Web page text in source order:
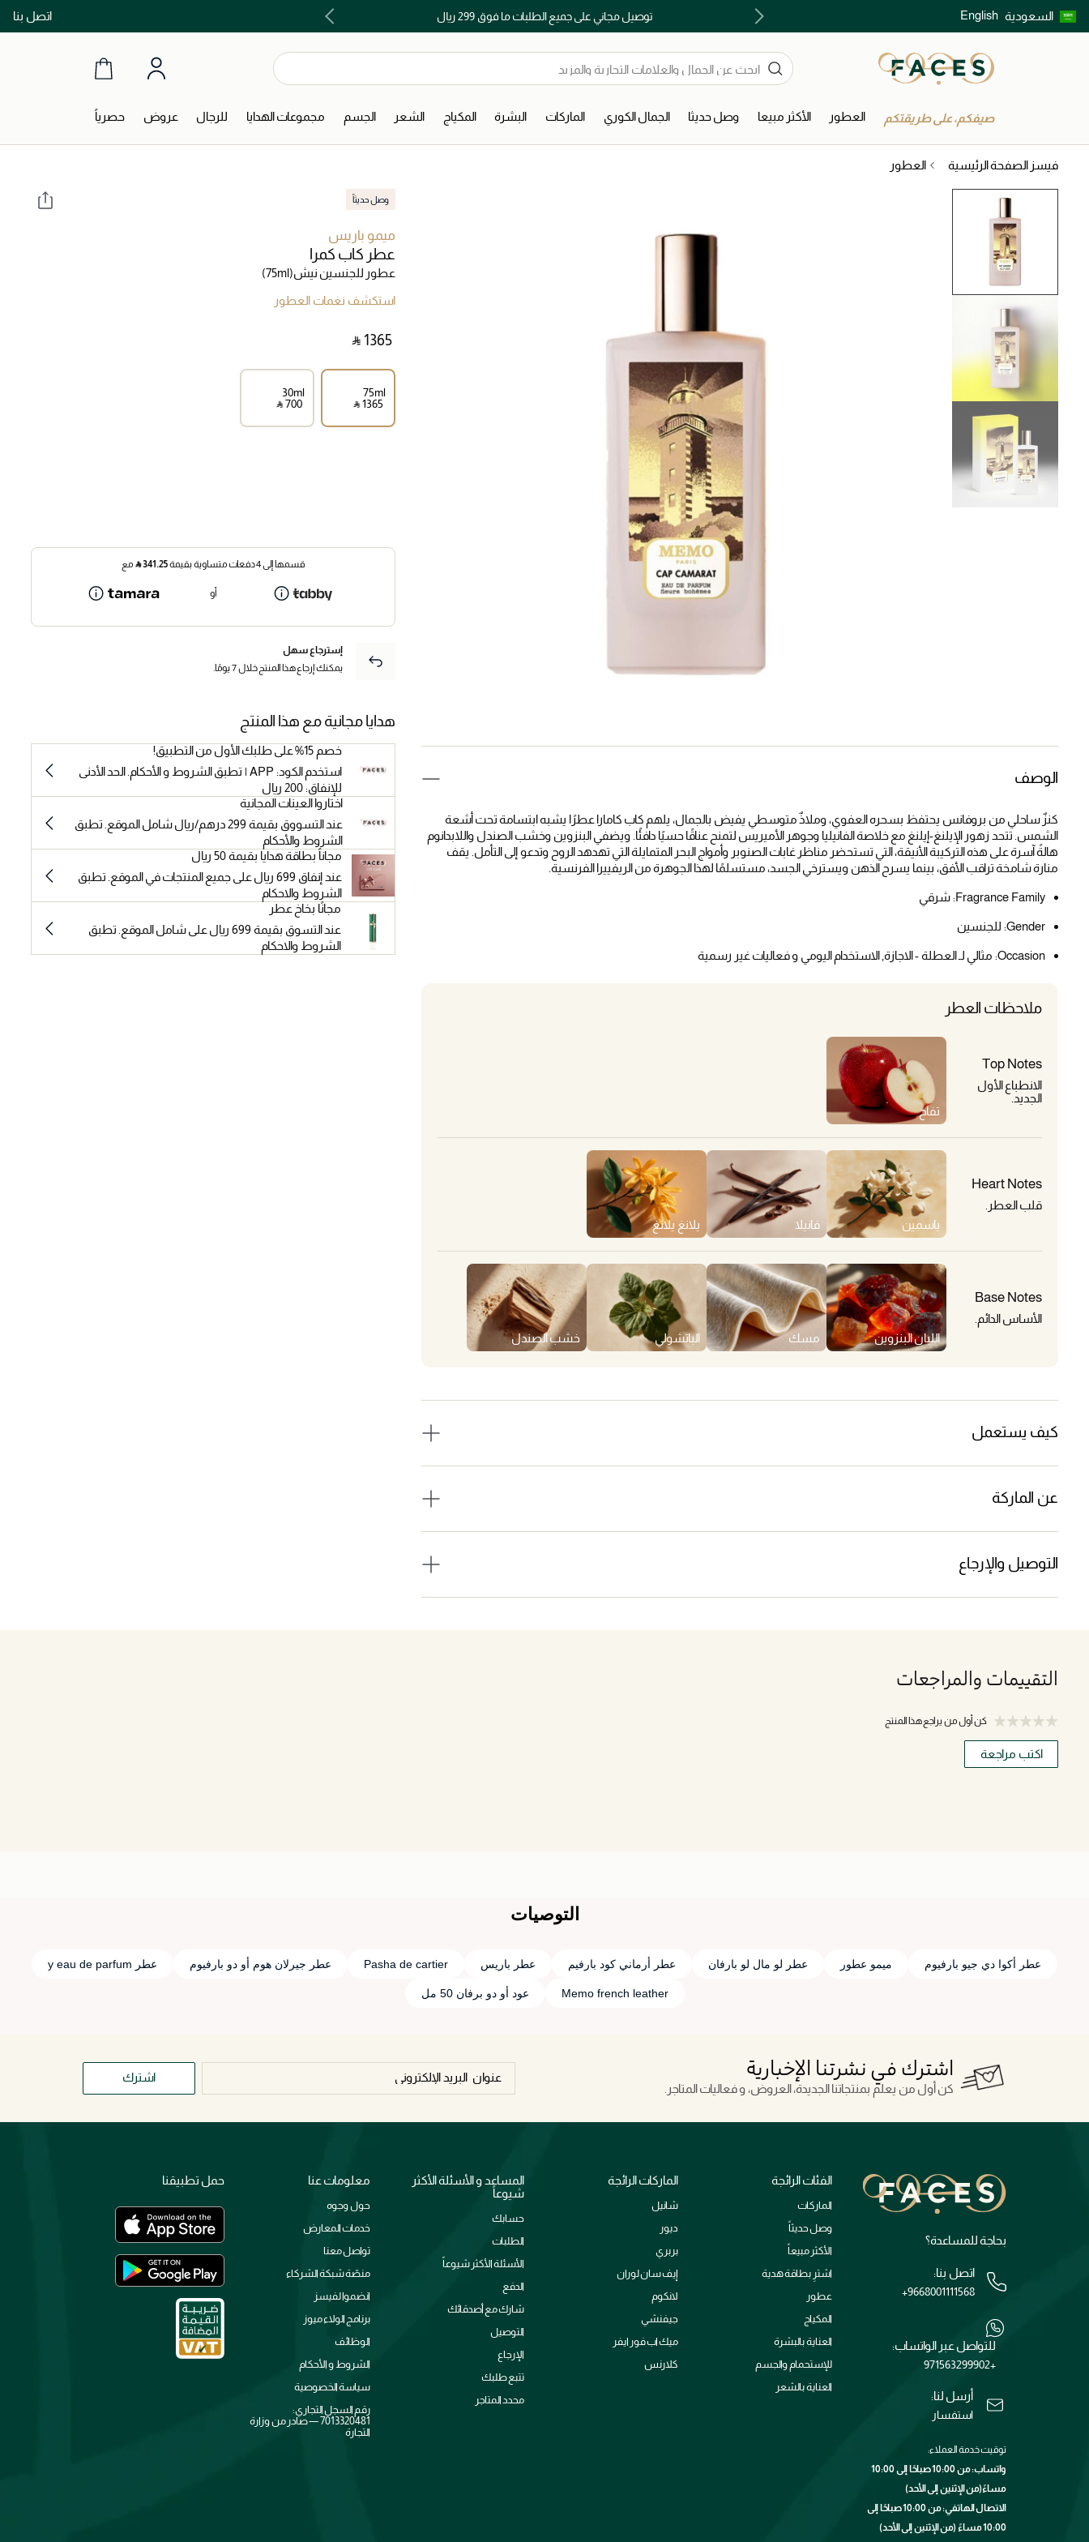
السعودية English اتصل بنااشتري الآن و ادفع لاحقاً مع تابي و تمارا! توصيل مجاني على جميع الطلبات ما فوق 299 ريال اكتشفوا خدمات الجمال المختارة بعناية
صيفكم، على طريقتكم العطور الأكثر مبيعا وصل حديثا الجمال الكوري الماركات البشرة المكياج الشعر الجسم مجموعات الهدايا للرجال عروض حصرياً
فيسز الصفحة الرئيسية العطور
الوصف
كنزٌ ساحلي من بروفانس يحتفظ بسحره العفوي، وملاذٌ متوسطي يفيض بالجمال، يلهم كاب كامارا عطرًا يشبه ابتسامة تحت أشعة
الشمس. تتحد زهور الإيلنغ-إيلنغ مع خلاصة الفانيليا وجوهر الأميريس لتمنح عناقًا حسيًا دافئًا. ويضفي البنزوين وخشب الصندل واللابدانوم
هالةً آسرة على هذه التركيبة الأنيقة، التي تستحضر مناظر غابات الصنوبر وأمواج البحر المتمايلة التي تهدهد الروح وتدعو إلى التأمل. يقف
منارة شامخة تراقب الأفق، بينما يسرح الذهن ويسترخي الجسد، مستسلمًا لهذا الجوهرة من الريفييرا الفرنسية.
ملاحظات العطر
Top Notes
الانطباع الأول
الجديد.
تفاح
Heart Notes
قلب العطر.
ياسمين
فانيلا يلانغ يلانغ
Base Notes
الأساس الدائم.
اللبان البنزوين
مسك الباتشولي خشب الصندل
Fragrance Family: شرقي
Gender: للجنسين
Occasion: مثالي لـ العطلة - الاجازة, الاستخدام اليومي و فعاليات غير رسمية
كيف يستعمل
عن الماركة
التوصيل والإرجاع
وصل حديثاً
ميمو باريس
عطر كاب كمرا
عطور للجنسين نيش(75ml)
استكشف نغمات العطور
‎ ⃁ ⁦1365⁩ ‎
75ml
‎ ⃁ ⁦1365⁩ ‎
30ml
‎ ⃁ ⁦700⁩ ‎
قسمها إلى 4 دفعات متساوية بقيمة 341.25
⃁ مع
أو
إسترجاع سهل
يمكنك إرجاع هذا المنتج خلال 7 يومًا.
هدايا مجانية مع هذا المنتج
خصم 15% على طلبك الأول من التطبيق!
استخدم الكود: APP | تطبق الشروط و الأحكام. الحد الأدنى
للإنفاق: 200 ريال
اختاروا العينات المجانية
عند التسووق بقيمة 299 درهم/ريال شامل الموقع. تطبق
الشروط والأحكام
مجاناً بطاقة هدايا بقيمة 50 ريال
عند إنفاق 699 ريال على جميع المنتجات في الموقع. تطبق
الشروط والاحكام
مجانًا بخاخ عطر
عند التسوق بقيمة 699 ريال على شامل الموقع. تطبق
الشروط والاحكام
التقييمات والمراجعات
كن أول من يراجع هذا المنتج
اكتب مراجعة
التوصيات
عطر أكوا دي جيو بارفيوم ميمو عطور عطر لو مال لو بارفان عطر أرماني كود بارفيم عطر باريس Pasha de cartier عطر جيرلان هوم أو دو بارفيوم عطر y eau de parfum
Memo french leather عود أو دو برفان 50 مل
اشترك في نشرتنا الإخبارية
كن أول من يعلم بمنتجاتنا الجديدة، العروض، و فعاليات المتاجر.
اشترك
بحاجة للمساعدة؟
اتصل بنا:
+9668001111568
للتواصل عبر الواتساب:
+971563299902
أرسل لنا:
استفسار
توقيت خدمة العملاء:
واتساب: من 10:00 صباحًا إلى 10:00
مساءً(من الإثنين إلى الأحد)
الاتصال الهاتفي: من 10:00 صباحًا إلى
10:00 مساءً (من الإثنين إلى الأحد)
الفئات الرائجة
الماركات
وصل حديثاً
الأكثر مبيعاً
اشترِ بطاقة هدية
عطور
المكياج
العناية بالبشرة
للإستحمام والجسم
العناية بالشعر
الماركات الرائجة
شانيل
ديور
بربري
إيف سان لوران
لانكوم
جيفنشي
ميك اب فور ايفر
كلارنس
المساعد و الأسئلة الأكثر
شيوعاً
حسابك
الطلبات
الأسئلة الأكثر شيوعاً
الدفع
شارك مع أصدقائك
التوصيل
الإرجاع
تتبع طلبك
محدد المتاجر
معلومات عنا
حول وجوه
خدمات المعارض
تواصل معنا
منصّة شبكة الشركاء
انضموا لفيسز
برنامج الولاء ميوز
الوظائف
الشروط و الأحكام
سياسة الخصوصية
رقم السجل التجاري:
7013320481 — صادر من وزارة
التجارة
حمل تطبيقنا